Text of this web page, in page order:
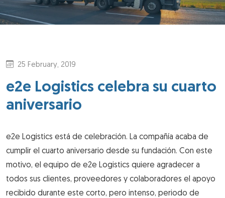
25 February, 2019
e2e Logistics celebra su cuarto
aniversario
e2e Logistics está de celebración. La compañía acaba de
cumplir el cuarto aniversario desde su fundación. Con este
motivo, el equipo de e2e Logistics quiere agradecer a
todos sus clientes, proveedores y colaboradores el apoyo
recibido durante este corto, pero intenso, periodo de